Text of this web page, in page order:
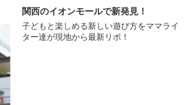
関西のイオンモールで新発見！
子どもと楽しめる新しい遊び方をママライ
ター達が現地から最新リポ！